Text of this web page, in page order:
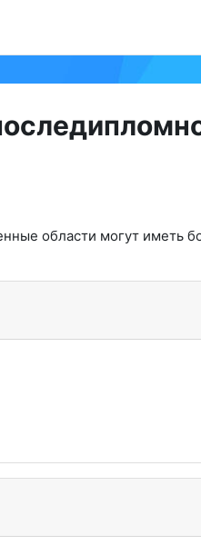
области могут иметь